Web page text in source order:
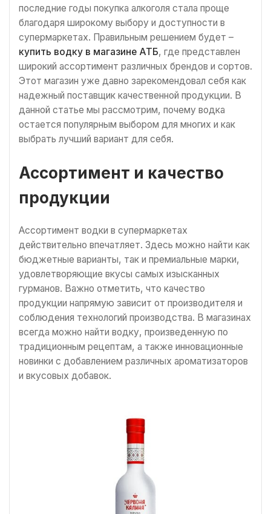
последние годы покупка алкоголя стала проще
благодаря широкому выбору и доступности в
супермаркетах. Правильным решением будет –
купить водку в магазине АТБ, где представлен
широкий ассортимент различных брендов и сортов.
Этот магазин уже давно зарекомендовал себя как
надежный поставщик качественной продукции. В
данной статье мы рассмотрим, почему водка
остается популярным выбором для многих и как
выбрать лучший вариант для себя.
Ассортимент и качество
продукции
Ассортимент водки в супермаркетах
действительно впечатляет. Здесь можно найти как
бюджетные варианты, так и премиальные марки,
удовлетворяющие вкусы самых изысканных
гурманов. Важно отметить, что качество
продукции напрямую зависит от производителя и
соблюдения технологий производства. В магазинах
всегда можно найти водку, произведенную по
традиционным рецептам, а также инновационные
новинки с добавлением различных ароматизаторов
и вкусовых добавок.